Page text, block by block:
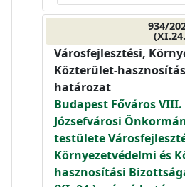
934/
Városfejlesztési,
Közterület-
határozat
Budapest Főváros
Józsefvárosi
testülete
Környezetvédelmi és
hasznosítási